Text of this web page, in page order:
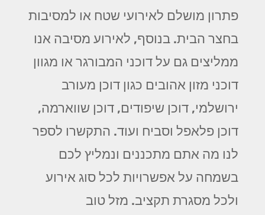
פתרון מושלם לאירועי שטח או למסיבות
בחצר הבית. בנוסף, לאירוע מסיבה אנו
ממליצים גם על דוכני המבורגר או מגוון
דוכני מזון אהובים כגון דוכן מעורב
ירושלמי, דוכן שיפודים, דוכן שווארמה,
דוכן פלאפל וסביח ועוד. התקשרו לספר
לנו מה אתם מתכננים ונמליץ לכם
בשמחה על אפשרויות לכל סוג אירוע
ולכל מסגרת תקציב. מזל טוב